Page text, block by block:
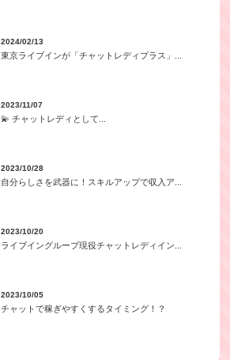
2024/02/13
東京ライブインが「チャットレディプラス」...
2023/11/07
💫 チャットレディとして...
2023/10/28
自分らしさを武器に！スキルアップで収入ア...
2023/10/20
ライブイングループ現役チャットレディイン...
2023/10/05
チャットで稼ぎやすくするタイミング！？